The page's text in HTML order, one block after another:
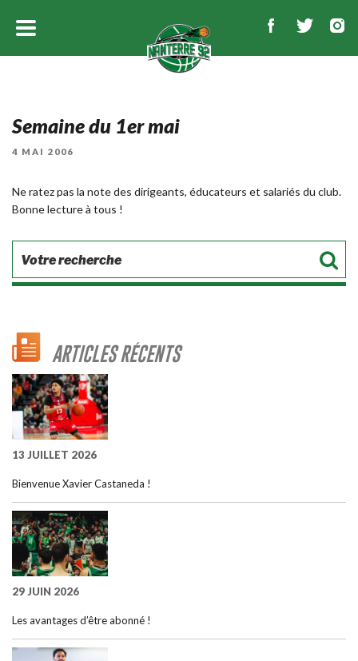
Semaine du 1er mai
PUBLIÉ
4 MAI 2006
Ne ratez pas la note des dirigeants, éducateurs et salariés du club.
Bonne lecture à tous !
ARTICLES RÉCENTS
13 JUILLET 2026
Bienvenue Xavier Castaneda !
29 JUIN 2026
Les avantages d’être abonné !